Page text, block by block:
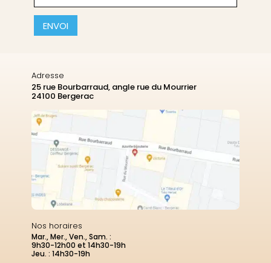
CAPTCHA
Adresse
25 rue Bourbarraud, angle rue du Mourrier
24100 Bergerac
Nos horaires
Mar., Mer., Ven., Sam. :
9h30-12h00 et 14h30-19h
Jeu. : 14h30-19h